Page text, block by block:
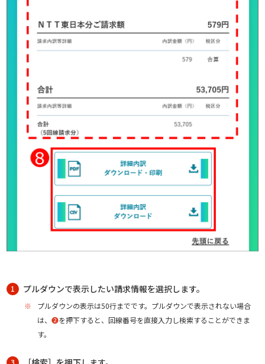
1 プルダウンで表示したい請求情報を選択します。
※
プルダウンの表示は50行までです。プルダウンで表示されない場合
は、❷を押下すると、回線番号を直接入力し検索することができま
す。